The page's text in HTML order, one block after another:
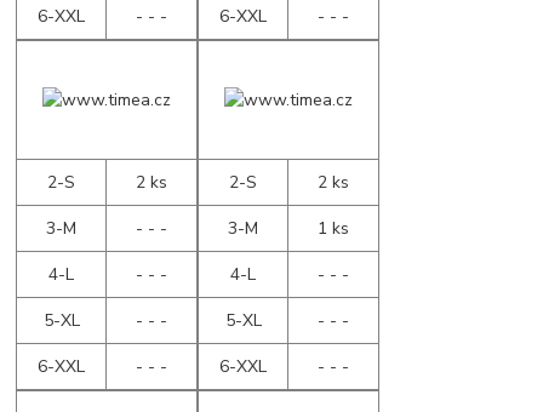
6-XXL
- - -
6-XXL
- - -
2-S
2 ks
3-M
- - -
4-L
- - -
5-XL
- - -
6-XXL
- - -
2-S
2 ks
3-M
1 ks
4-L
- - -
5-XL
- - -
6-XXL
- - -